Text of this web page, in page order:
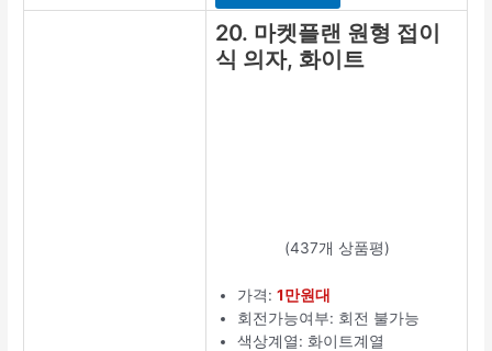
20. 마켓플랜 원형 접이
식 의자, 화이트
(437개 상품평)
가격:1만원대
회전가능여부: 회전 불가능
색상계열: 화이트계열